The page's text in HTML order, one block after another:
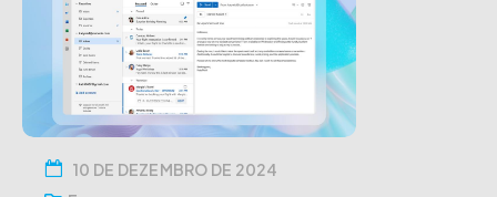
10 DE DEZEMBRO DE 2024